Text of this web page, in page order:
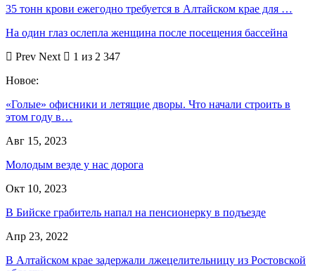
35 тонн крови ежегодно требуется в Алтайском крае для …
На один глаз ослепла женщина после посещения бассейна
Prev Next
1 из 2 347
Новое:
«Голые» офисники и летящие дворы. Что начали строить в
этом году в…
Авг 15, 2023
Молодым везде у нас дорога
Окт 10, 2023
В Бийске грабитель напал на пенсионерку в подъезде
Апр 23, 2022
В Алтайском крае задержали лжецелительницу из Ростовской